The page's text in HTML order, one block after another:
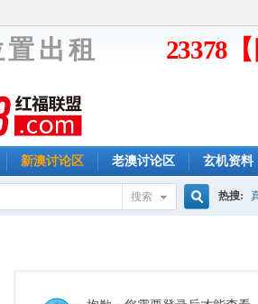
置 出 租 23378
新澳讨论区 老澳讨论区 玄机资料
搜索
索
热搜: